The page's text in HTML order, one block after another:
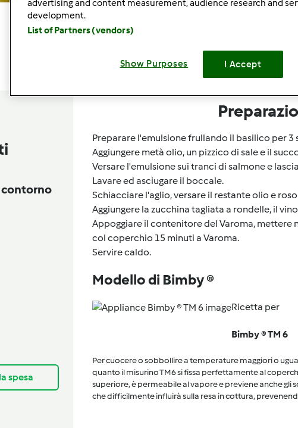
contorno
spesa
Preparare l'emulsione frullando il basilico per 3
Aggiungere metà olio, un pizzico di sale e il
Versare l'emulsione sui tranci di salmone e
Lavare ed asciugare il boccale.
Schiacciare l'aglio, versare il restante olio e
Aggiungere la zucchina tagliata a rondelle, il
Appoggiare il contenitore del Varoma, mettere
col coperchio 15 minuti a Varoma.
Servire caldo.
Modello di Bimby ®
Ricetta per
Bimby ® TM 6
Per cuocere o sobbollire a temperature maggiori o
quanto il misurino TM6 si fissa perfettamente al
superiore, è permeabile al vapore e previene anche gli
che difficilmente influirà sulla resa in cottura,
advertising and content measurement, audience research and
development.
List of Partners (vendors)
Show Purposes I Accept